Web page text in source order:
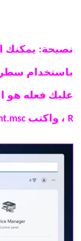
نصيحة: يمكنك
R ، واكتب devmgmt.msc ، واضغط على Enter.